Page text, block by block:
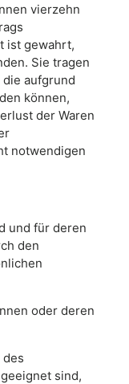
vierzehn
ist gewahrt,
Sie tragen
die aufgrund
können,
der Waren
notwendigen
und für deren
den
oder deren
sind,